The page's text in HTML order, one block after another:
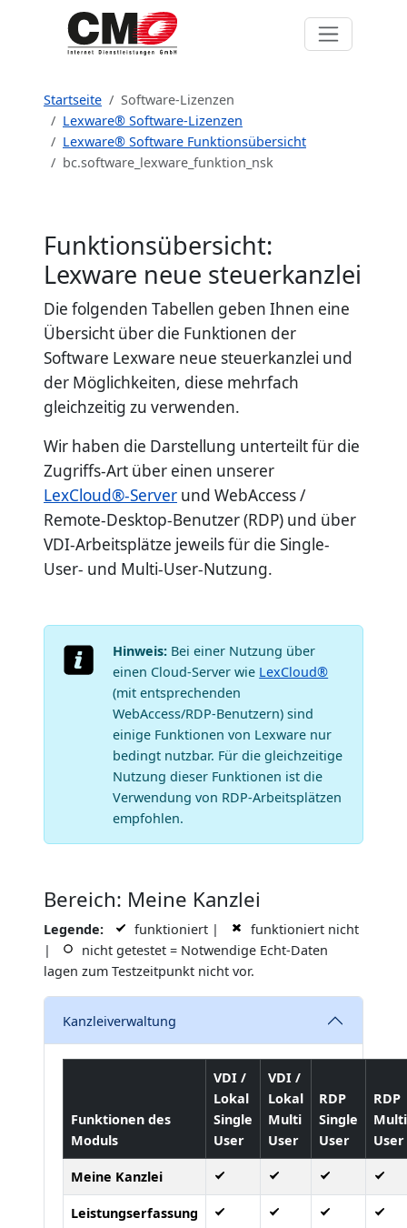
Startseite
Software-Lizenzen
Lexware® Software-Lizenzen
Lexware® Software Funktionsübersicht
bc.software_lexware_funktion_nsk
Funktionsübersicht:
Lexware neue steuerkanzlei
Die folgenden Tabellen geben Ihnen eine
Übersicht über die Funktionen der
Software Lexware neue steuerkanzlei und
der Möglichkeiten, diese mehrfach
gleichzeitig zu verwenden.
Wir haben die Darstellung unterteilt für die
Zugriffs-Art über einen unserer
LexCloud®-Server und WebAccess /
Remote-Desktop-Benutzer (RDP) und über
VDI-Arbeitsplätze jeweils für die Single-
User- und Multi-User-Nutzung.
Hinweis: Bei einer Nutzung über
einen Cloud-Server wie LexCloud®
(mit entsprechenden
WebAccess/RDP-Benutzern) sind
einige Funktionen von Lexware nur
bedingt nutzbar. Für die gleichzeitige
Nutzung dieser Funktionen ist die
Verwendung von RDP-Arbeitsplätzen
empfohlen.
Bereich: Meine Kanzlei
Legende: funktioniert |
funktioniert nicht
|
nicht getestet = Notwendige Echt-Daten
lagen zum Testzeitpunkt nicht vor.
Kanzleiverwaltung
Funktionen des
Moduls
VDI /
Lokal
Single
User
VDI /
Lokal
Multi
User
RDP
Single
User
RDP
Multi
User
Meine Kanzlei
Leistungserfassung